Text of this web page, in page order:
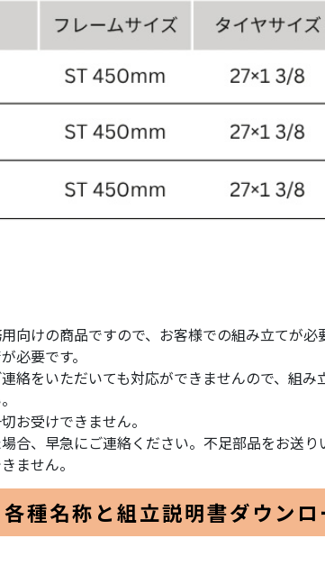
向けの商品ですので、お客様での組み立てが必
必要です。
絡をいただいても対応ができませんので、組み
お受けできません。
合、早急にご連絡ください。不足部品をお送り
ません。
各種名称と組立説明書ダウンロ